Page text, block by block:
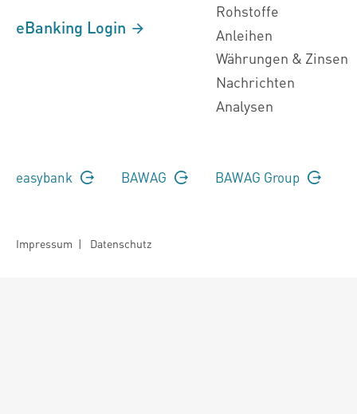
eBanking Login
Rohstoffe
Anleihen
Währungen & Zinsen
Nachrichten
Analysen
easybank BAWAG BAWAG Group
Impressum | Datenschutz